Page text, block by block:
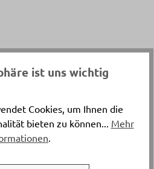
ist uns wichtig
Cookies, um Ihnen die
bieten zu können... Mehr
.